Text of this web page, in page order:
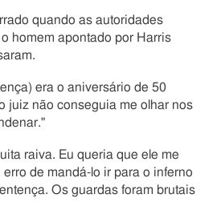
quando as autoridades
homem apontado por Harris
era o aniversário de 50
juiz não conseguia me olhar nos
raiva. Eu queria que ele me
de mandá-lo ir para o inferno
Os guardas foram brutais